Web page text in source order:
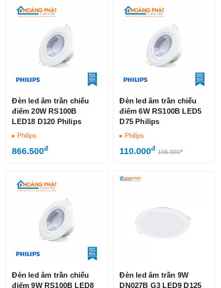
Đèn led âm trần chiếu
điểm 20W RS100B
LED18 D120 Philips
Philips
866.500đ
Đèn led âm trần chiếu
điểm 6W RS100B LED5
D75 Philips
Philips
110.000đ 196.900đ
Đèn led âm trần chiếu
điểm 9W RS100B LED8
Đèn led âm trần 9W
DN027B G3 LED9 D125